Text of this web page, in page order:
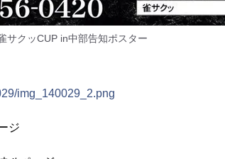
サクッCUP in中部告知ポスター
img_140029_2.png
ジ